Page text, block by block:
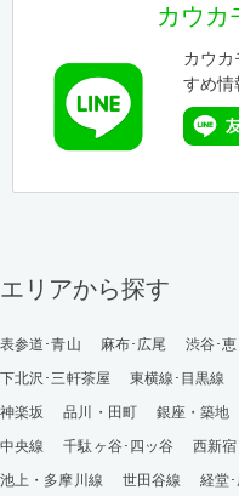
カウカ
カウカ
すめ情
エリアから探す
表参道･青山 麻布･広尾 渋谷･
下北沢･三軒茶屋
東横線･目黒線
神楽坂
品川・田町 銀座・築地
中央線
千駄ヶ谷･四ッ谷 西新宿
池上・多摩川線
世田谷線 経堂